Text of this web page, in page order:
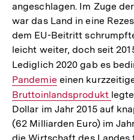
angeschlagen. Im Zuge der
war das Land in eine
dem EU-Beitritt
leicht weiter, doch seit
Lediglich 2020 gab es
Pandemie einen
Bruttoinlandsprodukt
Dollar im Jahr 2015 auf
(62 Milliarden Euro) im